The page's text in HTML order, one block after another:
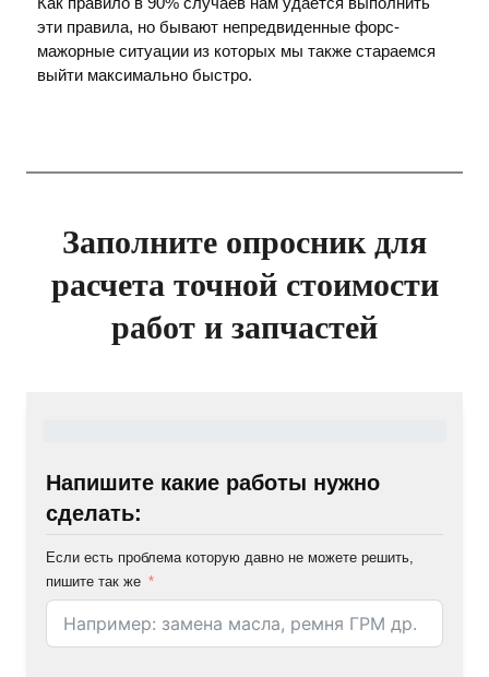
эти правила, но бывают непредвиденные форс-
мажорные ситуации из которых мы также стараемся
выйти максимально быстро.
Заполните опросник для
расчета точной стоимости
работ и запчастей
Напишите какие работы нужно
сделать:
Если есть проблема которую давно не можете решить,
пишите так же